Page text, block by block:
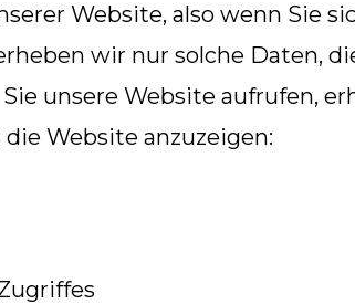
Website, also wenn Sie
wir nur solche Daten,
unsere Website aufrufen,
Website anzuzeigen: